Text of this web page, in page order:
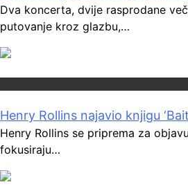
Dva koncerta, dvije rasprodane
putovanje kroz glazbu,…
Henry Rollins najavio knjigu
Henry Rollins se priprema za
fokusiraju…